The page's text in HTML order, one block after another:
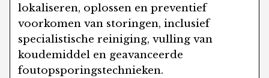
lokaliseren, oplossen en preventief
voorkomen van storingen, inclusief
specialistische reiniging, vulling van
koudemiddel en geavanceerde
foutopsporingstechnieken.